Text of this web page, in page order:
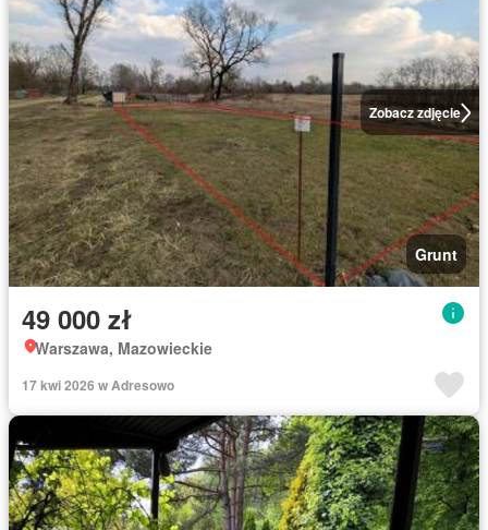
Zobacz zdjęcie
Grunt
49 000 zł
Warszawa, Mazowieckie
17 kwi 2026 w Adresowo